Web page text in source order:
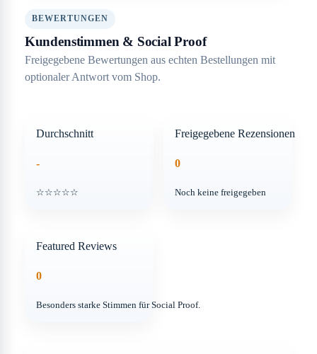
BEWERTUNGEN
Kundenstimmen & Social Proof
Freigegebene Bewertungen aus echten Bestellungen mit
optionaler Antwort vom Shop.
Durchschnitt
-
☆☆☆☆☆
Freigegebene Rezensionen
0
Noch keine freigegeben
Featured Reviews
0
Besonders starke Stimmen für Social Proof.